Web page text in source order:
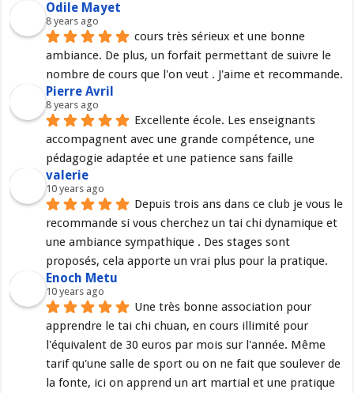
Odile Mayet
8 years ago
cours très sérieux et une bonne
ambiance. De plus, un forfait permettant de suivre le
nombre de cours que l'on veut . J'aime et recommande.
Pierre Avril
8 years ago
Excellente école. Les enseignants
accompagnent avec une grande compétence, une
pédagogie adaptée et une patience sans faille
valerie
10 years ago
Depuis trois ans dans ce club je vous le
recommande si vous cherchez un tai chi dynamique et
une ambiance sympathique . Des stages sont
proposés, cela apporte un vrai plus pour la pratique.
Enoch Metu
10 years ago
Une très bonne association pour
apprendre le tai chi chuan, en cours illimité pour
l'équivalent de 30 euros par mois sur l'année. Même
tarif qu'une salle de sport ou on ne fait que soulever de
la fonte, ici on apprend un art martial et une pratique